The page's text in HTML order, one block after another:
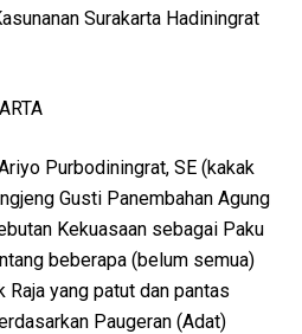
Surakarta Hadiningrat
Purbodiningrat, SE (kakak
Gusti Panembahan Agung
Kekuasaan sebagai Paku
beberapa (belum semua)
yang patut dan pantas
Paugeran (Adat)